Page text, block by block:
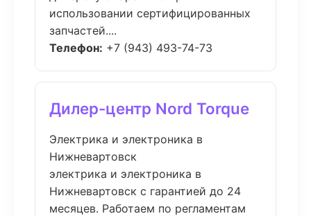
использовании сертифицированных
запчастей....
Телефон: +7 (943) 493-74-73
Дилер-центр Nord Torque
Электрика и электроника в
Нижневартовск
электрика и электроника в
Нижневартовск с гарантией до 24
месяцев. Работаем по регламентам